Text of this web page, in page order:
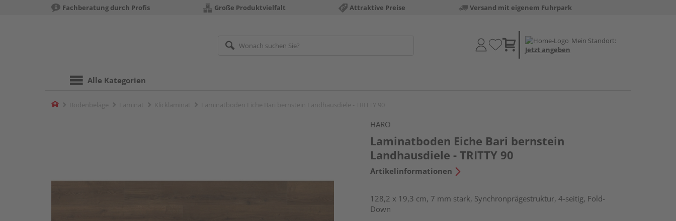
Fachberatung durch Profis Große Produktvielfalt Attraktive Preise Versand mit eigenem Fuhrpark
Mein Standort:
Jetzt angeben
Alle Kategorien
Home
HARO
Laminatboden Eiche Bari bernstein
Landhausdiele - TRITTY 90
Artikelinformationen
128,2 x 19,3 cm, 7 mm stark, Synchronprägestruktur, 4-seitig, Fold-
Down